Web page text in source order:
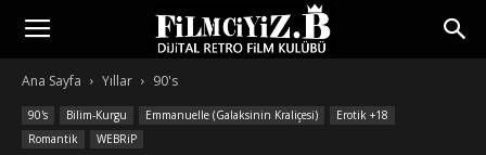
Ana Sayfa Yıllar 90's
90's Bilim-Kurgu Emmanuelle (Galaksinin Kraliçesi)
Erotik +18
Romantik
WEBRiP